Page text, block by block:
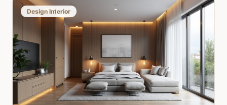
Design Interior